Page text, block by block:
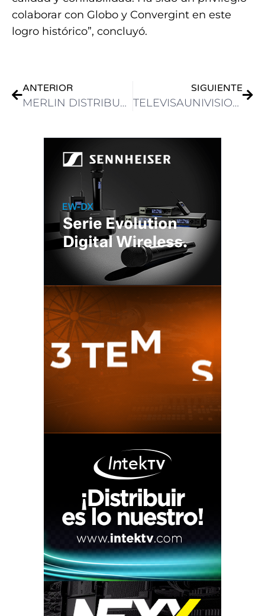
colaborar con Globo y Convergint en este
logro histórico”, concluyó.
ANTERIOR
MERLIN DISTRIBUTOR TRAE A LATINOAMÉRICA LA NUEVA CÁMARA DIGITAL COMPACTA PANASONIC LUMIX ZS300 4K, CON ZOOM 15X, IDEAL PARA VIAJES
SIGUIENTE
TELEVISAUNIVISION FUE EL ESCENARIO DEL TVU SOLUTION DAY EN CIUDAD DE MÉXICO, ORGANIZADO POR TVU NETWORKS Y OCM SOLUTIONS